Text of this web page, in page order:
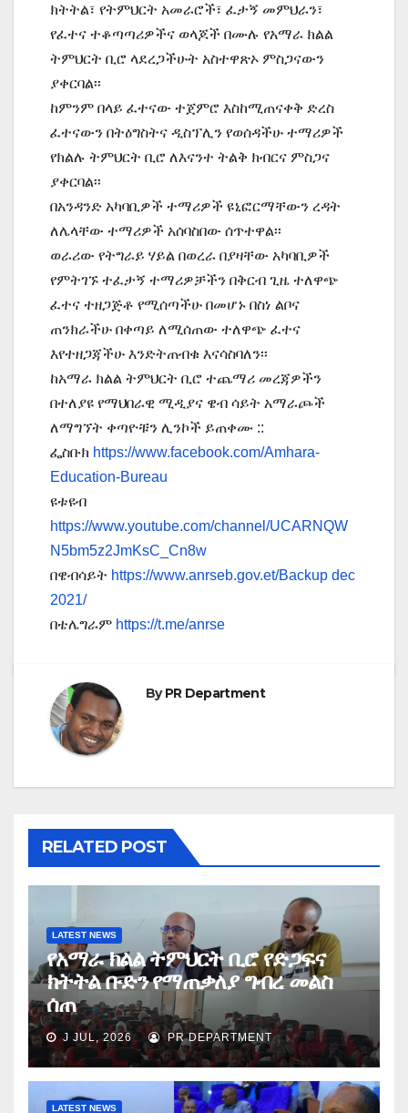
ክትትል፣ የትምህርት አመራሮች፣ ፈታኝ መምህራን፣
የፈተና ተቆጣጣሪዎችና ወላጆች በሙሉ የአማራ ክልል
ትምህርት ቢሮ ላደረጋችሁት አስተዋጽኦ ምስጋናውን
ያቀርባል፡፡
ከምንም በላይ ፈተናው ተጀምሮ እስከሚጠናቀቅ ድረስ
ፈተናውን በትዕግስትና ዲስፕሊን የወሰዳችሁ ተማሪዎች
የክልሉ ትምህርት ቢሮ ለእናንተ ትልቅ ክብርና ምስጋና
ያቀርባል፡፡
በአንዳንድ አካባቢዎች ተማሪዎች ዩኒፎርማቸውን ረዳት
ለሌላቸው ተማሪዎች አሰባስበው ሰጥተዋል፡፡
ወራሪው የትግራይ ሃይል በወረራ በያዛቸው አካባቢዎች
የምትገኙ ተፈታኝ ተማሪዎቻችን በቅርብ ጊዜ ተለዋጭ
ፈተና ተዘጋጅቶ የሚሰጣችሁ በመሆኑ በስነ ልቦና
ጠንክራችሁ በቀጣይ ለሚሰጠው ተለዋጭ ፈተና
እየተዘጋጃችሁ እንድትጠብቁ እናሳስባለን፡፡
ከአማራ ክልል ትምህርት ቢሮ ተጨማሪ መረጃዎችን
በተለያዩ የማህበራዊ ሚዲያና ዌብ ሳይት አማራጮች
ለማግኘት ቀጣዮቹን ሊንኮች ይጠቀሙ ::
ፌስቡክ https://www.facebook.com/Amhara-
Education-Bureau
ዩቱዩብ
https://www.youtube.com/channel/UCARNQW
N5bm5z2JmKsC_Cn8w
በዌብሳይት https://www.anrseb.gov.et/Backup dec
2021/
በቴሌግራም https://t.me/anrse
ByPR Department
RELATED POST
LATEST NEWS
የአማራ ክልል ትምህርት ቢሮ የድጋፍና
ክትትል ቡድን የማጠቃለያ ግብረ መልስ
ሰጠ
J JUL, 2026 PR DEPARTMENT
LATEST NEWS